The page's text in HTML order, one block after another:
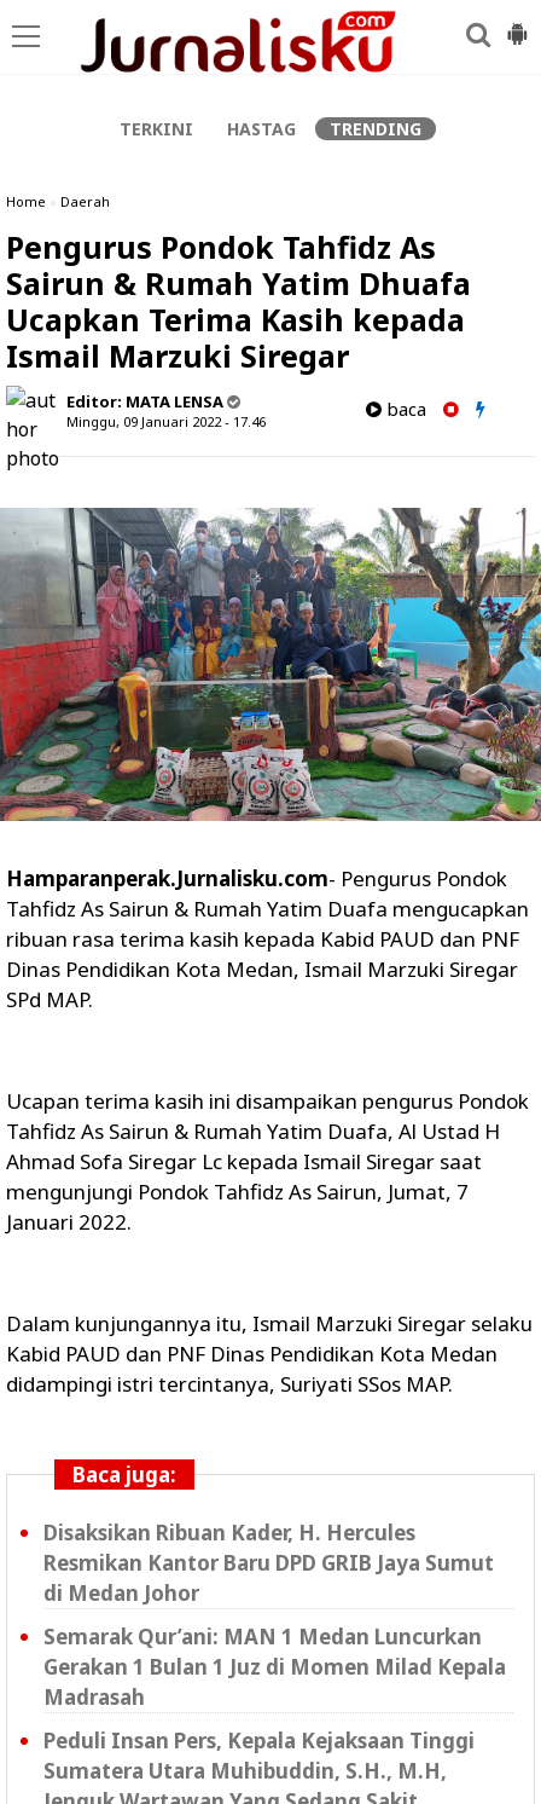
TERKINI HASTAG TRENDING
Home » Daerah
Pengurus Pondok Tahfidz As
Sairun & Rumah Yatim Dhuafa
Ucapkan Terima Kasih kepada
Ismail Marzuki Siregar
Editor: MATA LENSA
Minggu, 09 Januari 2022 - 17.46
baca
Hamparanperak.Jurnalisku.com- Pengurus Pondok
Tahfidz As Sairun & Rumah Yatim Duafa mengucapkan
ribuan rasa terima kasih kepada Kabid PAUD dan PNF
Dinas Pendidikan Kota Medan, Ismail Marzuki Siregar
SPd MAP.
Ucapan terima kasih ini disampaikan pengurus Pondok
Tahfidz As Sairun & Rumah Yatim Duafa, Al Ustad H
Ahmad Sofa Siregar Lc kepada Ismail Siregar saat
mengunjungi Pondok Tahfidz As Sairun, Jumat, 7
Januari 2022.
Dalam kunjungannya itu, Ismail Marzuki Siregar selaku
Kabid PAUD dan PNF Dinas Pendidikan Kota Medan
didampingi istri tercintanya, Suriyati SSos MAP.
Baca juga:
Disaksikan Ribuan Kader, H. Hercules
Resmikan Kantor Baru DPD GRIB Jaya Sumut
di Medan Johor
Semarak Qur’ani: MAN 1 Medan Luncurkan
Gerakan 1 Bulan 1 Juz di Momen Milad Kepala
Madrasah
Peduli Insan Pers, Kepala Kejaksaan Tinggi
Sumatera Utara Muhibuddin, S.H., M.H,